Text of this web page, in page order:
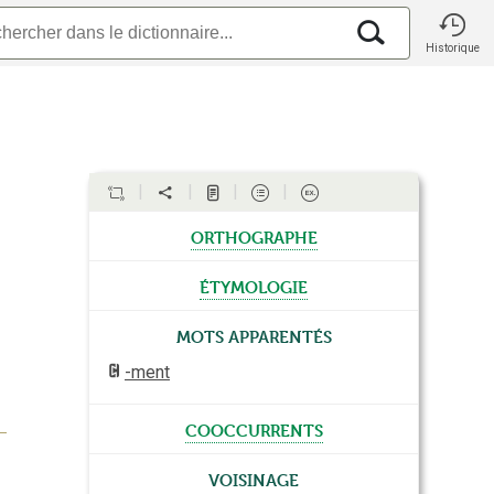
Historique
orthographe
étymologie
Mots apparentés
-ment
cooccurrents
Voisinage